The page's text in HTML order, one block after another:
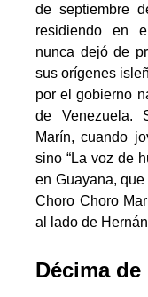
de septiembre
residiendo en
nunca dejó de
sus orígenes
por el gobierno
de Venezuela.
Marín, cuando
sino “La voz de
en Guayana, que
Choro Choro
al lado de
Décima